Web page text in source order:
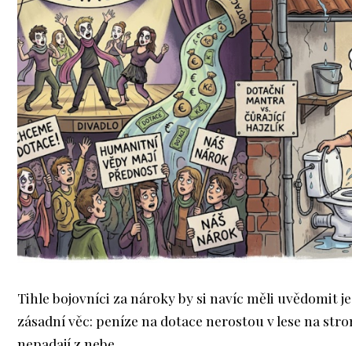
Tihle bojovníci za nároky by si navíc měli uvědomit
zásadní věc: peníze na dotace nerostou v lese na